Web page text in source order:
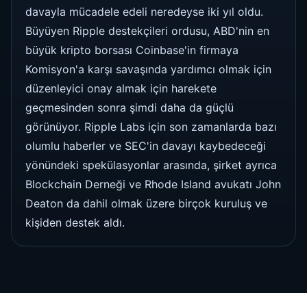
davayla mücadele edeli neredeyse iki yıl oldu.
Büyüyen Ripple destekçileri ordusu, ABD'nin en
büyük kripto borsası Coinbase'in firmaya
Komisyon'a karşı savaşında yardımcı olmak için
düzenleyici onay almak için harekete
geçmesinden sonra şimdi daha da güçlü
görünüyor. Ripple Labs için son zamanlarda bazı
olumlu haberler ve SEC'in davayı kaybedeceği
yönündeki spekülasyonlar arasında, şirket ayrıca
Blockchain Derneği ve Rhode Island avukatı John
Deaton da dahil olmak üzere birçok kuruluş ve
kişiden destek aldı.